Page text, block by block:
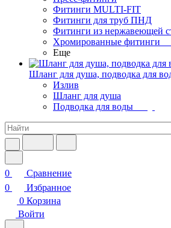
Фитинги MULTI-FIT
Фитинги для труб ПНД
Фитинги из нержавеющей
Хромированные фитинги
Еще
Шланг для душа, подводка для
Излив
Шланг для душа
Подводка для воды
0
Сравнение
0
Избранное
0 Корзина
Войти